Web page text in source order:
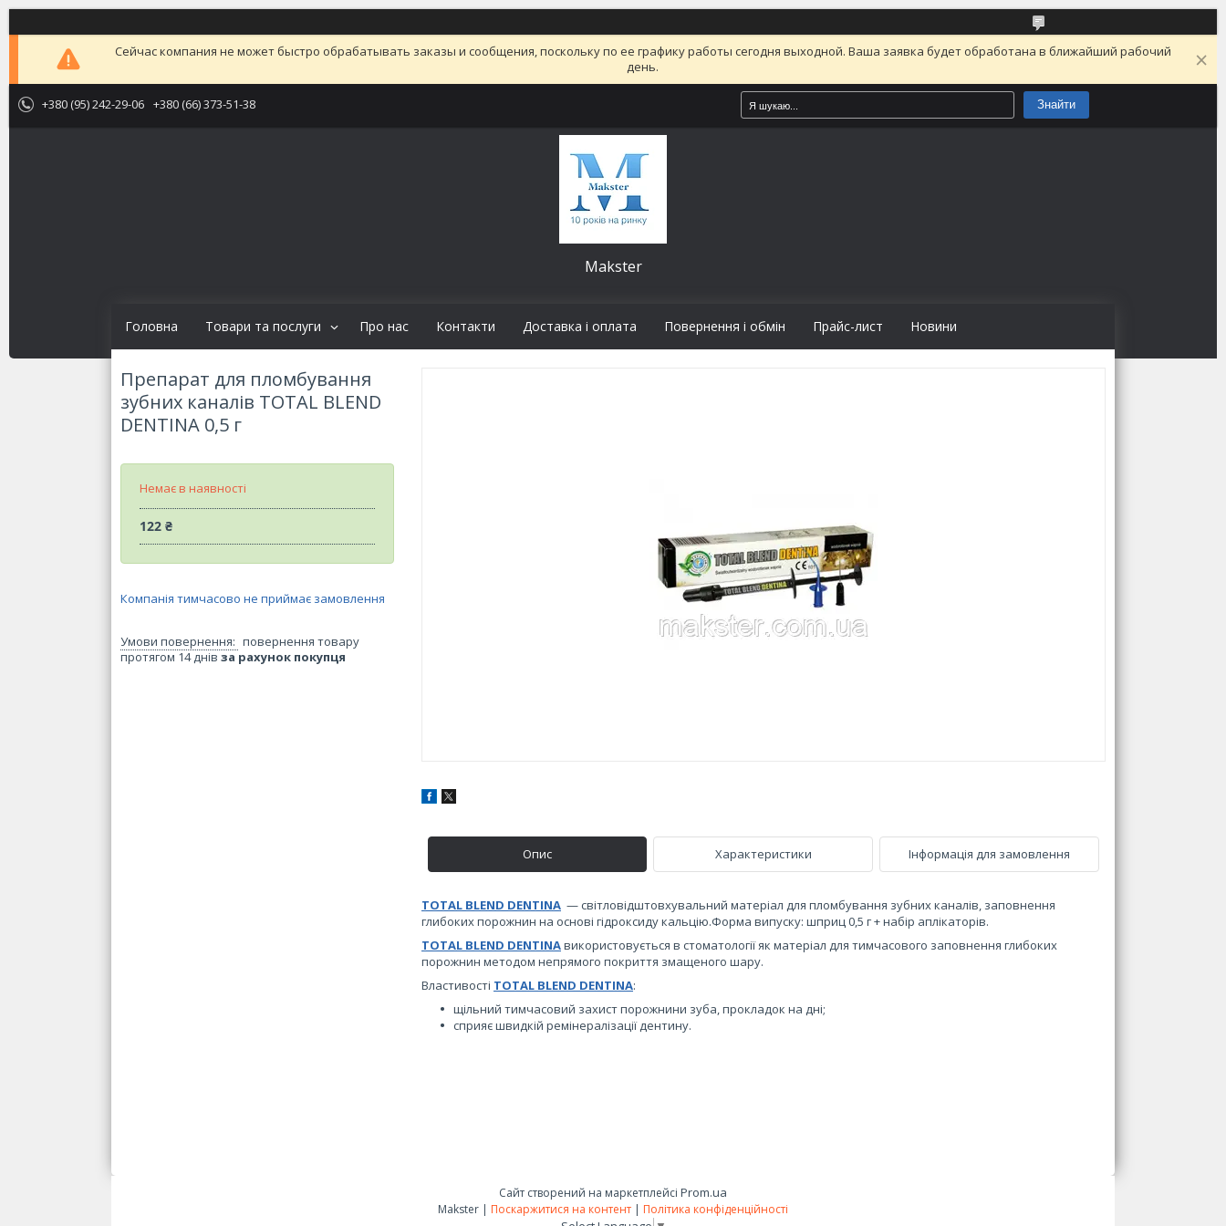
Сейчас компания не может быстро обрабатывать заказы и сообщения, поскольку по ее графику работы сегодня выходной. Ваша заявка будет обработана в ближайший рабочий
день.
+380 (95) 242-29-06 +380 (66) 373-51-38 Знайти
Makster
Головна Товари та послуги Про нас Контакти Доставка і оплата Повернення і обмін Прайс-лист Новини
Препарат для пломбування
зубних каналів TOTAL BLEND
DENTINA 0,5 г
Немає в наявності
122 ₴
Компанія тимчасово не приймає замовлення
повернення товару
протягом 14 днів за рахунок покупця
Опис Характеристики Інформація для замовлення
TOTAL BLEND DENTINA — світловідштовхувальний матеріал для пломбування зубних каналів, заповнення
глибоких порожнин на основі гідроксиду кальцію.Форма випуску: шприц 0,5 г + набір аплікаторів.
TOTAL BLEND DENTINAвикористовується в стоматології як матеріал для тимчасового заповнення глибоких
порожнин методом непрямого покриття змащеного шару.
Властивості TOTAL BLEND DENTINA:
щільний тимчасовий захист порожнини зуба, прокладок на дні;
сприяє швидкій ремінералізації дентину.
Сайт створений на маркетплейсі Prom.ua
Makster | Поскаржитися на контент | Політика конфіденційності